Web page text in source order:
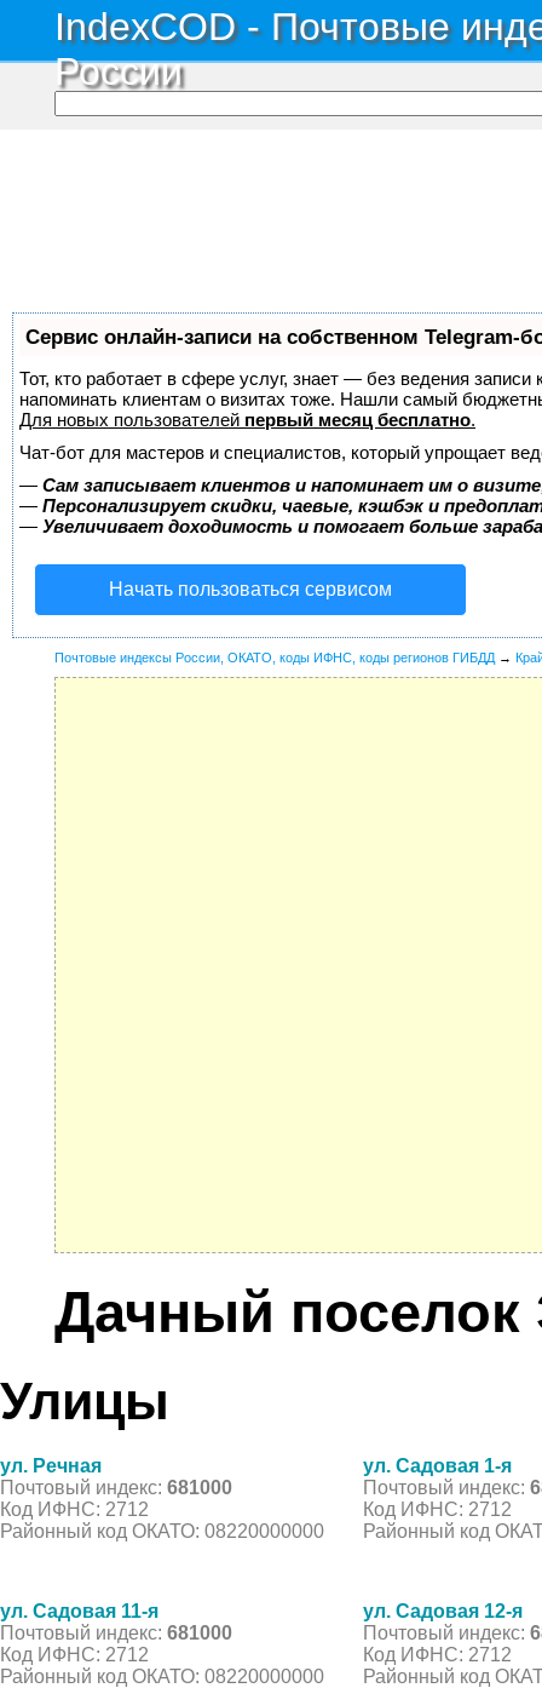
IndexCOD - Почтовые
России
Сервис онлайн-записи на собственном Telegram-
Тот, кто работает в сфере услуг, знает — без ведения
напоминать клиентам о визитах тоже. Нашли самый
Для новых пользователей первый месяц бесплатно.
Чат-бот для мастеров и специалистов, который упрощает
— Сам записывает клиентов и напоминает им о
— Персонализирует скидки, чаевые, кэшбэк и
— Увеличивает доходимость и помогает больше
Начать пользоваться сервисом
Почтовые индексы России, ОКАТО, коды ИФНС, коды регионов ГИБДД →
Дачный поселок
Улицы
ул. Речная
Почтовый индекс: 681000
Код ИФНС: 2712
Районный код ОКАТО: 08220000000
ул. Садовая 1-я
Почтовый индекс:
Код ИФНС: 2712
Районный код
ул. Садовая 11-я
Почтовый индекс: 681000
Код ИФНС: 2712
Районный код ОКАТО: 08220000000
ул. Садовая 12-я
Почтовый индекс:
Код ИФНС: 2712
Районный код